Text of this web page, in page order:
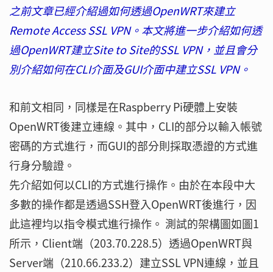
之前文章已經介紹過如何透過OpenWRT來建立
Remote Access SSL VPN。本文將進一步介紹如何透
過OpenWRT建立Site to Site的SSL VPN，並且會分
別介紹如何在CLI介面及GUI介面中建立SSL VPN。
和前文相同，同樣是在Raspberry Pi硬體上安裝
OpenWRT後建立連線。其中，CLI的部分以輸入帳號
密碼的方式進行，而GUI的部分則採取憑證的方式進
行身分驗證。
先介紹如何以CLI的方式進行操作。由於在本段中大
多數的操作都是透過SSH登入OpenWRT後進行，因
此這裡均以指令模式進行操作。 測試的架構圖如圖1
所示，Client端（203.70.228.5）透過OpenWRT與
Server端（210.66.233.2）建立SSL VPN連線，並且